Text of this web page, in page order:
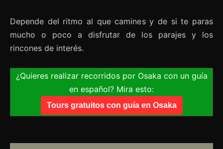
Depende del ritmo al que camines y de si te paras
mucho o poco a disfrutar de los parajes y los
rincones de interés.
¿Quieres realizar recorridos por Osaka con un guía
en español? Mira esto:
Tours gratuitos con guía en Osaka